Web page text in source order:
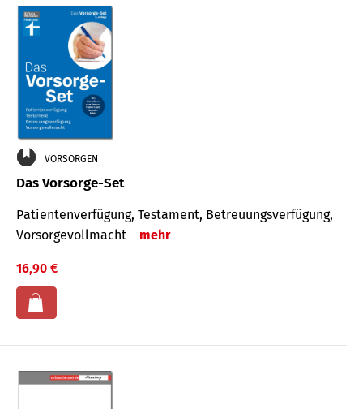
VORSORGEN
Das Vorsorge-Set
Patienten­ver­fügung, Testa­ment, Be­treuungs­verfü­gung,
Vor­sorge­voll­macht
mehr
16,90 €